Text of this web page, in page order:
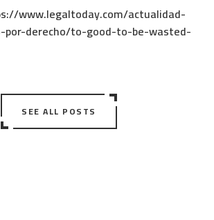
www.legaltoday.com/actualidad-
por-derecho/to-good-to-be-wasted-
SEE ALL POSTS